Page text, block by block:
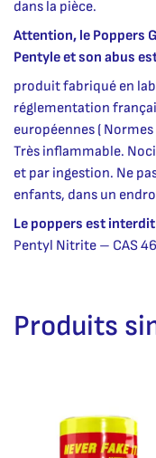
dans la pièce.
Attention, le Poppers
Pentyle et son abus
produit fabriqué en
réglementation
européennes ( Normes
Très inflammable.
et par ingestion. Ne
enfants, dans un
Le poppers est
Pentyl Nitrite – CAS
Produits